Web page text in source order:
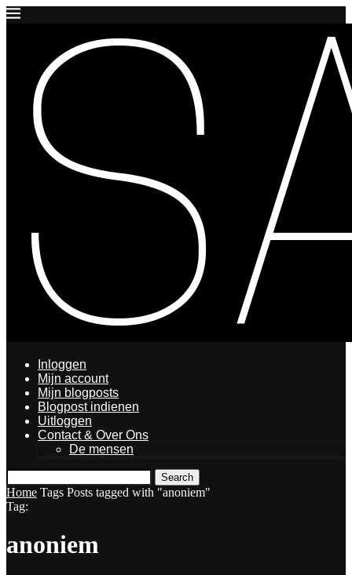
Inloggen
Mijn account
Mijn blogposts
Blogpost indienen
Uitloggen
Contact & Over Ons
De mensen
Search
Home Tags Posts tagged with "anoniem"
Tag:
anoniem